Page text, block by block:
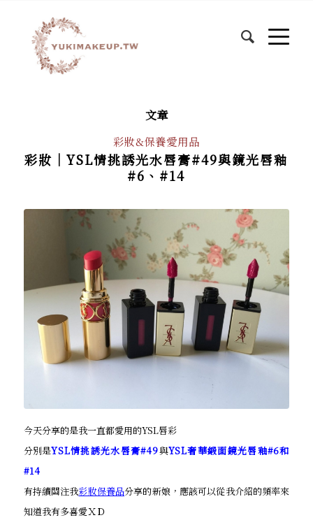
文章
彩妝&保養愛用品
彩妝│YSL情挑誘光水唇膏#49與鏡光唇釉
#6、#14
今天分享的是我一直都愛用的YSL唇彩
分別是YSL情挑誘光水唇膏#49與YSL奢華緞面鏡光唇釉#6和
#14
有持續關注我彩妝保養品分享的新娘，應該可以從我介紹的頻率來
知道我有多喜愛ＸＤ